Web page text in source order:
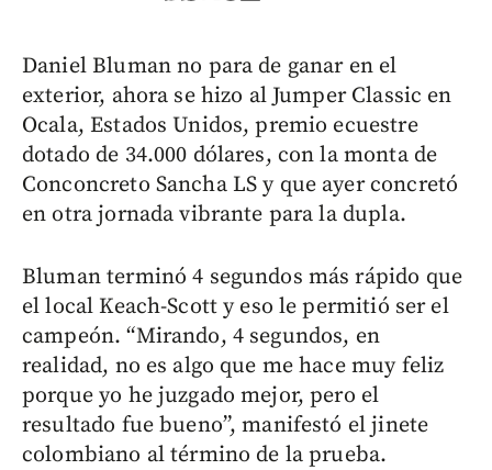
Daniel Bluman no para de ganar en el
exterior, ahora se hizo al Jumper Classic en
Ocala, Estados Unidos, premio ecuestre
dotado de 34.000 dólares, con la monta de
Conconcreto Sancha LS y que ayer concretó
en otra jornada vibrante para la dupla.
Bluman terminó 4 segundos más rápido que
el local Keach-Scott y eso le permitió ser el
campeón. “Mirando, 4 segundos, en
realidad, no es algo que me hace muy feliz
porque yo he juzgado mejor, pero el
resultado fue bueno”, manifestó el jinete
colombiano al término de la prueba.